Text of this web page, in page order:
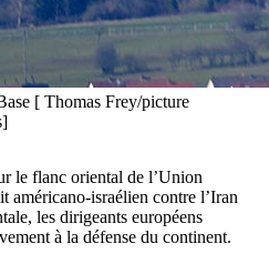
[ Thomas Frey/picture
le flanc oriental de l’Union
américano-israélien contre l’Iran
les dirigeants européens
à la défense du continent.